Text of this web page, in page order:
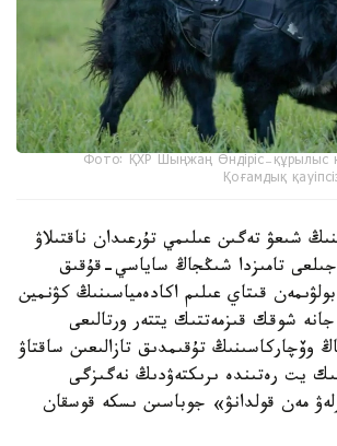
Фото: ҚХР Шыңжаң Өндіріс-құрылыс
Қоғамдық
شىعۋ تەگىن عىلىمي تۇرعىدان ناقتىلاۋ
2025 -جىلعى تامىزدا شىڭجاڭ ساياسي-قۇقىق
قىتاي عىلىم اكادەمياسىنىڭ كۋنمين
جانە شوقك قىزمەتتىك يتتەر ورتالىعى
وۆچاركاسىنىڭ تۇقىمدىق تازالىعىن ساقتاۋ
يت رەتىندە ىرىكتەۋدىڭ نەگىزگى
مەن قولدانۋ» جوباسىن ىسكە قوسقان